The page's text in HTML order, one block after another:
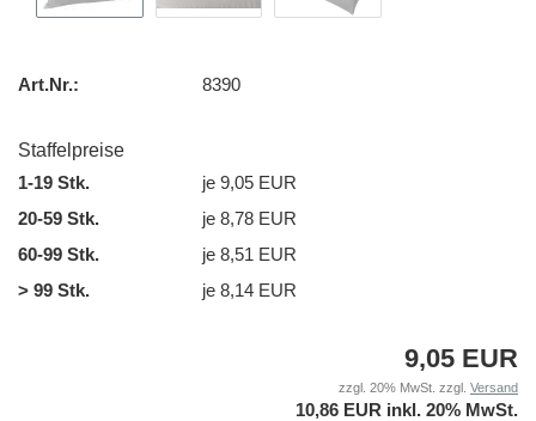
Art.Nr.: 8390
Staffelpreise
1-19 Stk.
je 9,05 EUR
20-59 Stk.
je 8,78 EUR
60-99 Stk.
je 8,51 EUR
> 99 Stk.
je 8,14 EUR
9,05 EUR
zzgl. 20% MwSt. zzgl. Versand
10,86 EUR inkl. 20% MwSt.